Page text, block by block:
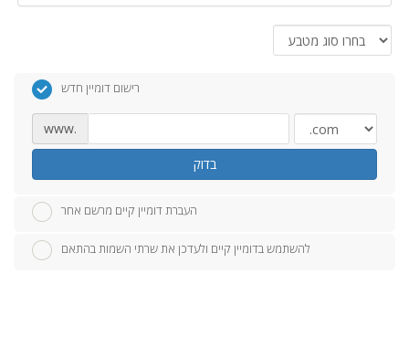
רישום דומיין חדש
www.
בדוק
העברת דומיין קיים מרשם אחר
להשתמש בדומיין קיים ולעדכן את שרתי השמות בהתאם